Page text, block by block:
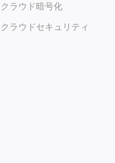
クラウド暗号化
クラウドセキュリティ